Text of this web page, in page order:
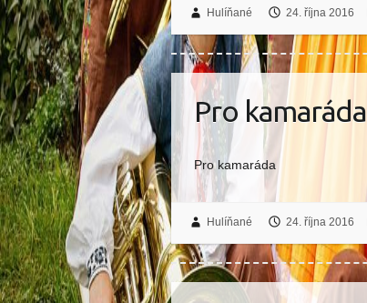
Hulíňané 24. října 2016
Pro kamaráda
Pro kamaráda
Hulíňané 24. října 2016